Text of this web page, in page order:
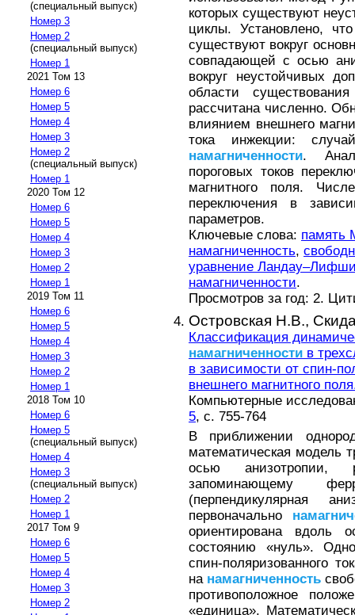
(специальный выпуск)
Номер 3
Номер 2
(специальный выпуск)
Номер 1
2021 Том 13
Номер 6
Номер 5
Номер 4
Номер 3
Номер 2
(специальный выпуск)
Номер 1
2020 Том 12
Номер 6
Номер 5
Номер 4
Номер 3
Номер 2
Номер 1
2019 Том 11
Номер 6
Номер 5
Номер 4
Номер 3
Номер 2
Номер 1
2018 Том 10
Номер 6
Номер 5
(специальный выпуск)
Номер 4
Номер 3
(специальный выпуск)
Номер 2
Номер 1
2017 Том 9
Номер 6
Номер 5
Номер 4
Номер 3
Номер 2
которых существуют
циклы. Установлено,
существуют вокруг
совпадающей с осью
вокруг неустойчивых
области
рассчитана численно.
влиянием внешнего
тока инжекции:
намагниченности.
пороговых токов
магнитного поля.
переключения в
параметров.
Ключевые слова: память
намагниченность,
уравнение
намагниченности.
Просмотров за год: 2.
Островская Н.В.,
Классификация
намагниченности в
в зависимости от спин-
внешнего магнитного
Компьютерные
5, с. 755-764
В приближении
математическая модель
осью анизотропии,
запоминающему
(перпендикулярная
первоначально
ориентирована вдоль
состоянию «нуль».
спин-поляризованного
на намагниченность
противоположное
«единица».